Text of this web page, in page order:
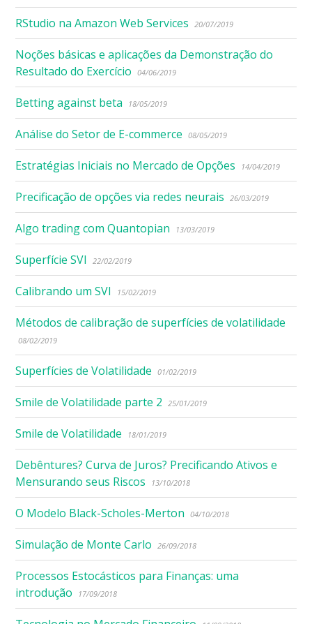
RStudio na Amazon Web Services 20/07/2019
Noções básicas e aplicações da Demonstração do
Resultado do Exercício
04/06/2019
Betting against beta 18/05/2019
Análise do Setor de E-commerce 08/05/2019
Estratégias Iniciais no Mercado de Opções 14/04/2019
Precificação de opções via redes neurais 26/03/2019
Algo trading com Quantopian 13/03/2019
Superfície SVI 22/02/2019
Calibrando um SVI 15/02/2019
Métodos de calibração de superfícies de volatilidade
08/02/2019
Superfícies de Volatilidade 01/02/2019
Smile de Volatilidade parte 2 25/01/2019
Smile de Volatilidade 18/01/2019
Debêntures? Curva de Juros? Precificando Ativos e
Mensurando seus Riscos
13/10/2018
O Modelo Black-Scholes-Merton 04/10/2018
Simulação de Monte Carlo 26/09/2018
Processos Estocásticos para Finanças: uma
introdução
17/09/2018